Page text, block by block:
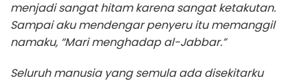
menjadi sangat hitam karena sangat ketakutan.
Sampai aku mendengar penyeru itu memanggil
namaku, “Mari menghadap al-Jabbar.”
Seluruh manusia yang semula ada disekitarku